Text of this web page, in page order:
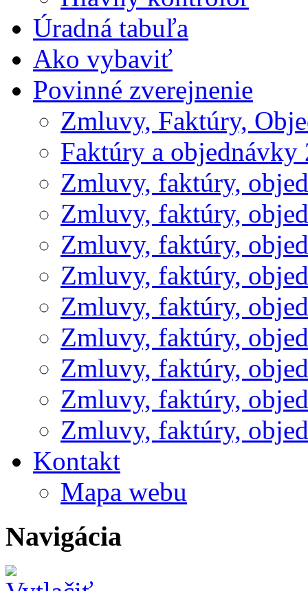
Úradná tabuľa
Ako vybaviť
Povinné zverejnenie
Zmluvy, Faktúry,
Faktúry a objednávky
Zmluvy, faktúry,
Zmluvy, faktúry,
Zmluvy, faktúry,
Zmluvy, faktúry,
Zmluvy, faktúry,
Zmluvy, faktúry,
Zmluvy, faktúry,
Zmluvy, faktúry,
Zmluvy, faktúry,
Kontakt
Mapa webu
Navigácia